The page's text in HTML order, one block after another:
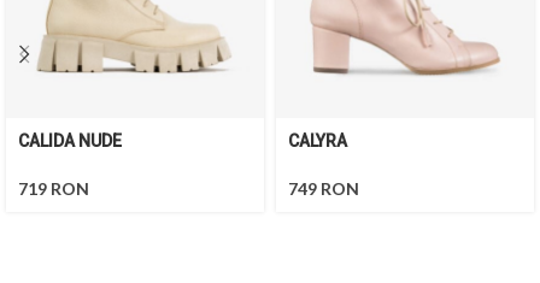
CALIDA NUDE
719 RON
CALYRA
749 RON